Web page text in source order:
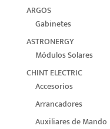
ARGOS
Gabinetes
ASTRONERGY
Módulos Solares
CHINT ELECTRIC
Accesorios
Arrancadores
Auxiliares de Mando